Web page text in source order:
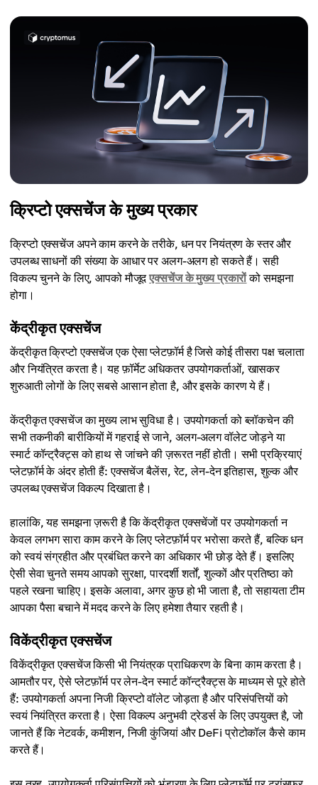
क्रिप्टो एक्सचेंज के मुख्य प्रकार
क्रिप्टो एक्सचेंज अपने काम करने के तरीके, धन पर नियंत्रण के स्तर और
उपलब्ध साधनों की संख्या के आधार पर अलग-अलग हो सकते हैं। सही
विकल्प चुनने के लिए, आपको मौजूदएक्सचेंज के मुख्य प्रकारोंको समझना
होगा।
केंद्रीकृत एक्सचेंज
केंद्रीकृत क्रिप्टो एक्सचेंज एक ऐसा प्लेटफ़ॉर्म है जिसे कोई तीसरा पक्ष चलाता
और नियंत्रित करता है। यह फ़ॉर्मेट अधिकतर उपयोगकर्ताओं, खासकर
शुरुआती लोगों के लिए सबसे आसान होता है, और इसके कारण ये हैं।
केंद्रीकृत एक्सचेंज का मुख्य लाभ सुविधा है। उपयोगकर्ता को ब्लॉकचेन की
सभी तकनीकी बारीकियों में गहराई से जाने, अलग-अलग वॉलेट जोड़ने या
स्मार्ट कॉन्ट्रैक्ट्स को हाथ से जांचने की ज़रूरत नहीं होती। सभी प्रक्रियाएं
प्लेटफ़ॉर्म के अंदर होती हैं: एक्सचेंज बैलेंस, रेट, लेन-देन इतिहास, शुल्क और
उपलब्ध एक्सचेंज विकल्प दिखाता है।
हालांकि, यह समझना ज़रूरी है कि केंद्रीकृत एक्सचेंजों पर उपयोगकर्ता न
केवल लगभग सारा काम करने के लिए प्लेटफ़ॉर्म पर भरोसा करते हैं, बल्कि धन
को स्वयं संग्रहीत और प्रबंधित करने का अधिकार भी छोड़ देते हैं। इसलिए
ऐसी सेवा चुनते समय आपको सुरक्षा, पारदर्शी शर्तों, शुल्कों और प्रतिष्ठा को
पहले रखना चाहिए। इसके अलावा, अगर कुछ हो भी जाता है, तो सहायता टीम
आपका पैसा बचाने में मदद करने के लिए हमेशा तैयार रहती है।
विकेंद्रीकृत एक्सचेंज
विकेंद्रीकृत एक्सचेंज किसी भी नियंत्रक प्राधिकरण के बिना काम करता है।
आमतौर पर, ऐसे प्लेटफ़ॉर्म पर लेन-देन स्मार्ट कॉन्ट्रैक्ट्स के माध्यम से पूरे होते
हैं: उपयोगकर्ता अपना निजी क्रिप्टो वॉलेट जोड़ता है और परिसंपत्तियों को
स्वयं नियंत्रित करता है। ऐसा विकल्प अनुभवी ट्रेडर्स के लिए उपयुक्त है, जो
जानते हैं कि नेटवर्क, कमीशन, निजी कुंजियां और DeFi प्रोटोकॉल कैसे काम
करते हैं।